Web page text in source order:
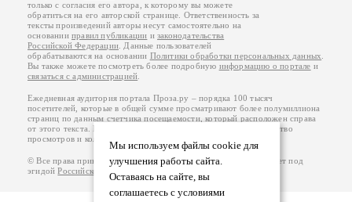
Мы используем файлы cookie для
улучшения работы сайта.
Оставаясь на сайте, вы
соглашаетесь с условиями
только с согласия его автора, к которому вы можете
обратиться на его авторской странице. Ответственность за
тексты произведений авторы несут самостоятельно на
основанииправил публикации изаконодательства
Российской Федерации . Данные пользователей
обрабатываются на основании Политики обработки персональных данных
Вы также можете посмотреть более подробную информацию о портале и
связаться с администрацией
Ежедневная аудитория портала Проза.ру – порядка 100 тысяч
посетителей, которые в общей сумме просматривают более полумиллиона
страниц по данным счетчика посещаемости, который расположен справа
от этого текста. В каждой графе указано по две цифры: количество
просмотров и количество посетителей.
© Все права принадлежат авторам, 2000-2026. Портал работает под
эгидойРоссийского союза писателей